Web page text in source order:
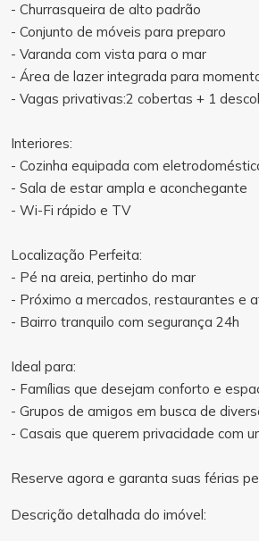
- Churrasqueira de alto padrão
- Conjunto de móveis para preparo
- Varanda com vista para o mar
- Área de lazer integrada para
- Vagas privativas:2 cobertas + 1
Interiores:
- Cozinha equipada com
- Sala de estar ampla e aconchegante
- Wi-Fi rápido e TV
Localização Perfeita:
- Pé na areia, pertinho do mar
- Próximo a mercados, restaurantes e
- Bairro tranquilo com segurança 24h
Ideal para:
- Famílias que desejam conforto e
- Grupos de amigos em busca de
- Casais que querem privacidade com
Reserve agora e garanta suas férias
Descrição detalhada do imóvel: